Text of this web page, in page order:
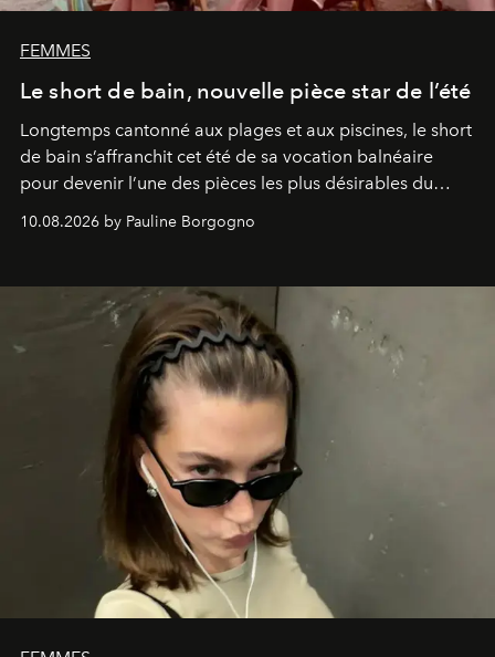
FEMMES
Le short de bain, nouvelle pièce star de l’été
Longtemps cantonné aux plages et aux piscines, le short
de bain s’affranchit cet été de sa vocation balnéaire
pour devenir l’une des pièces les plus désirables du
10.08.2026 by Pauline Borgogno